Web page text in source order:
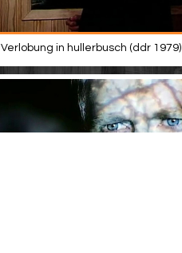
Verlobung in hullerbusch (ddr 1979)